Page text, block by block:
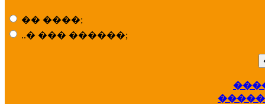
�� ����;
..� ��� ������;